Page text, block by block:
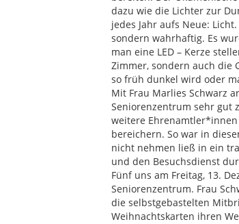
dazu wie die Lichter zur
jedes Jahr aufs Neue:
sondern wahrhaftig. Es
man eine LED – Kerze
Zimmer, sondern auch die
so früh dunkel wird oder
Mit Frau Marlies Schwarz
Seniorenzentrum sehr gut
weitere
bereichern. So war in
nicht nehmen ließ in ein
und den Besuchsdienst
Fünf uns am Freitag, 13.
Seniorenzentrum. Frau
die selbstgebastelten
Weihnachtskarten ihren